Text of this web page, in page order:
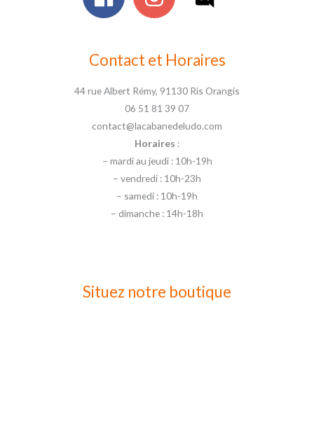
Contact et Horaires
44 rue Albert Rémy, 91130 Ris Orangis
06 51 81 39 07
contact@lacabanedeludo.com
Horaires :
– mardi au jeudi : 10h-19h
– vendredi : 10h-23h
– samedi : 10h-19h
– dimanche : 14h-18h
Situez notre boutique